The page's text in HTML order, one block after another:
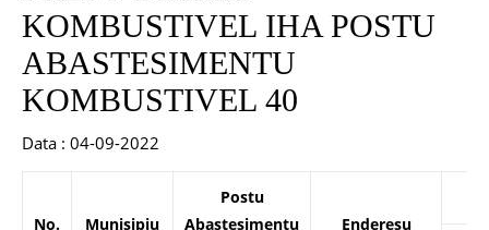
KOMBUSTIVEL IHA POSTU
ABASTESIMENTU
KOMBUSTIVEL 40
Data : 04-09-2022
No. Munisipiu
Postu
Abastesimentu
Enderesu